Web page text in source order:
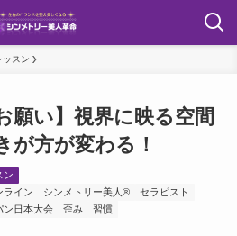
ッスン
願い】視界に映る空間
が方が変わる！
ン
ライン シンメトリー美人®
セラピスト
ン日本大会 歪み 習慣